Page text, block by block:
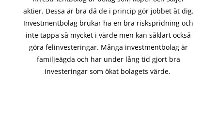
aktier. Dessa är bra då de i princip görjobbet åt dig.
Investmentbolag brukar ha en bra riskspridning och
inte tappa så mycket i värde men kan såklart också
göra felinvesteringar. Många investmentbolag är
familjeägda och har under lång tid gjort bra
investeringar som ökat bolagets värde.